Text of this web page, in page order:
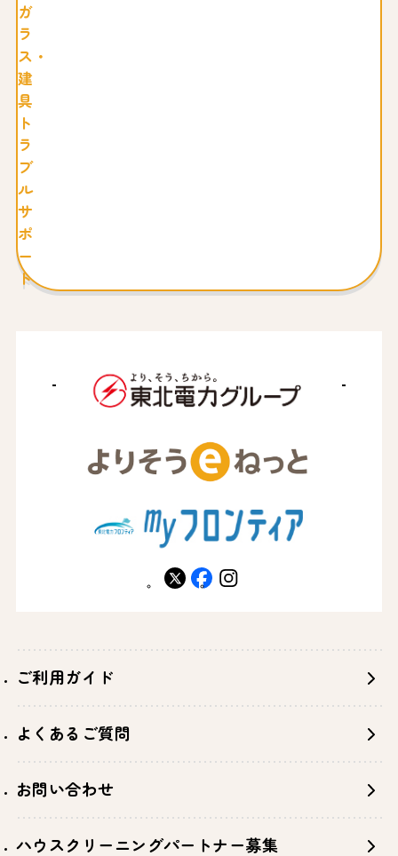
ガ
ラ
ス・
建
具
ト
ラ
ブ
ル
サ
ポ
ー
ト
X facebookinstagram
ご利用ガイド
よくあるご質問
お問い合わせ
ハウスクリーニングパートナー募集